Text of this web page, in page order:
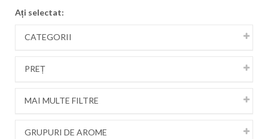
Ați selectat:
CATEGORII
PREȚ
MAI MULTE FILTRE
GRUPURI DE AROME